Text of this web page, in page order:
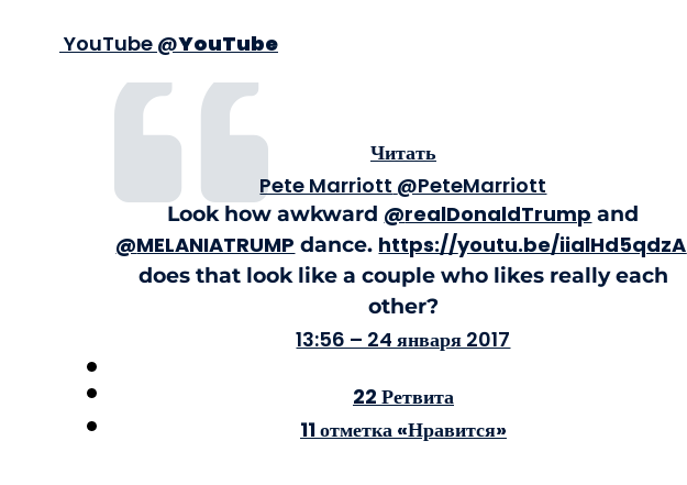
YouTube ‎@YouTube
Читать
Pete Marriott @PeteMarriott
Look how awkward @realDonaldTrump and
@MELANIATRUMP dance. https://youtu.be/iialHd5qdzA
does that look like a couple who likes really each
other?
13:56 – 24 января 2017
22 Ретвита
11 отметка «Нравится»